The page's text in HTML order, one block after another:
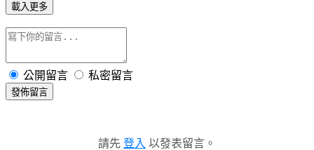
載入更多
公開留言 私密留言
發佈留言
請先 登入 以發表留言。